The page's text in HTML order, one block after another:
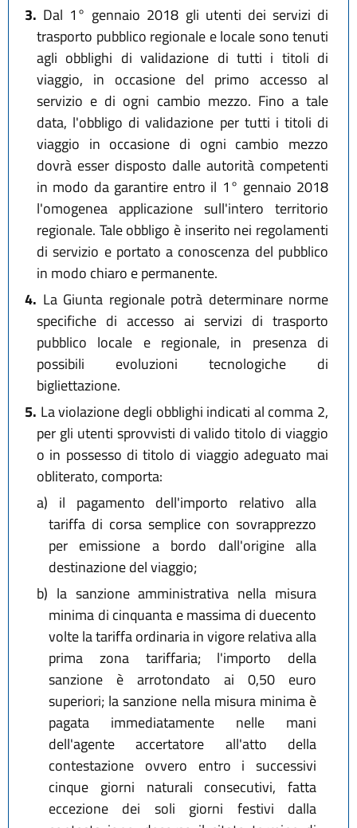
3. Dal 1° gennaio 2018 gli utenti dei servizi di
trasporto pubblico regionale e locale sono tenuti
agli obblighi di validazione di tutti i titoli di
viaggio, in occasione del primo accesso al
servizio e di ogni cambio mezzo. Fino a tale
data, l'obbligo di validazione per tutti i titoli di
viaggio in occasione di ogni cambio mezzo
dovrà esser disposto dalle autorità competenti
in modo da garantire entro il 1° gennaio 2018
l'omogenea applicazione sull'intero territorio
regionale. Tale obbligo è inserito nei regolamenti
di servizio e portato a conoscenza del pubblico
in modo chiaro e permanente.
4. La Giunta regionale potrà determinare norme
specifiche di accesso ai servizi di trasporto
pubblico locale e regionale, in presenza di
possibili evoluzioni tecnologiche di
bigliettazione.
5. La violazione degli obblighi indicati al comma 2,
per gli utenti sprovvisti di valido titolo di viaggio
o in possesso di titolo di viaggio adeguato mai
obliterato, comporta:
a) il pagamento dell'importo relativo alla
tariffa di corsa semplice con sovrapprezzo
per emissione a bordo dall'origine alla
destinazione del viaggio;
b) la sanzione amministrativa nella misura
minima di cinquanta e massima di duecento
volte la tariffa ordinaria in vigore relativa alla
prima zona tariffaria; l'importo della
sanzione è arrotondato ai 0,50 euro
superiori; la sanzione nella misura minima è
pagata immediatamente nelle mani
dell'agente accertatore all'atto della
contestazione ovvero entro i successivi
cinque giorni naturali consecutivi, fatta
eccezione dei soli giorni festivi dalla